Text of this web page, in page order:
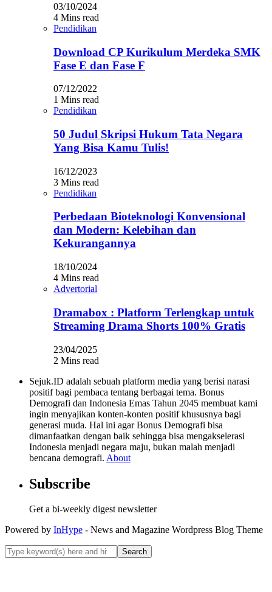
03/10/2024
4 Mins read
Pendidikan
Download CP Kurikulum Merdeka SMK
Fase E dan Fase F
07/12/2022
1 Mins read
Pendidikan
50 Judul Skripsi Hukum Tata Negara
Yang Bisa Kamu Tulis!
16/12/2023
3 Mins read
Pendidikan
Perbedaan Bioteknologi Konvensional
dan Modern: Kelebihan dan
Kekurangannya
18/10/2024
4 Mins read
Advertorial
Dramabox : Platform Terlengkap untuk
Streaming Drama Shorts 100% Gratis
23/04/2025
2 Mins read
Sejuk.ID adalah sebuah platform media yang berisi narasi
positif bagi pembaca tentang berbagai tema. Bonus
Demografi dan Indonesia Emas Tahun 2045 membuat kami
ingin menyajikan konten-konten positif khususnya bagi
generasi muda. Hal ini agar Bonus Demografi bisa
dimanfaatkan dengan baik sehingga bisa mengakselerasi
Indonesia menjadi negara maju, bukan malah menjadi
bencana demografi. About
Subscribe
Get a bi-weekly digest newsletter
Powered by InHype - News and Magazine Wordpress Blog Theme